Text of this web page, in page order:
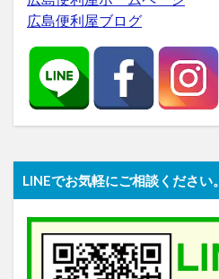
広島便利屋ブログ
LINEでお気軽にご相談ください。